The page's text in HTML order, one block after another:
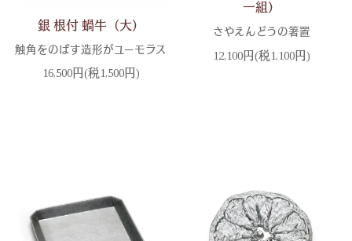
銀 根付 蝸牛（大）
触角をのばす造形がユーモラス
16,500円(税1,500円)
一組）
さやえんどうの箸置
12,100円(税1,100円)